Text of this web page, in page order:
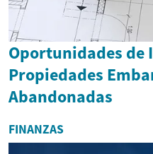
Oportunidades de
Propiedades
Abandonadas
FINANZAS